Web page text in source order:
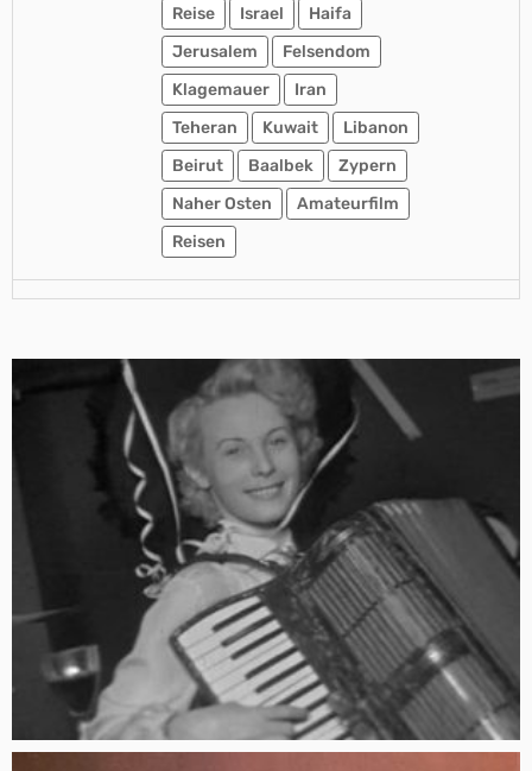
Reise Israel
Haifa
Jerusalem
Felsendom
Klagemauer
Iran
Teheran
Kuwait
Libanon
Beirut
Baalbek
Zypern
Naher Osten
Amateurfilm
Reisen